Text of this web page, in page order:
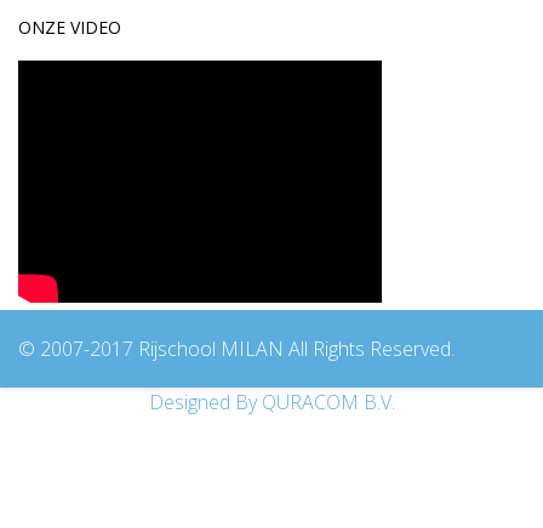
ONZE VIDEO
© 2007-2017 Rijschool MILAN All Rights Reserved.
Designed By QURACOM B.V.